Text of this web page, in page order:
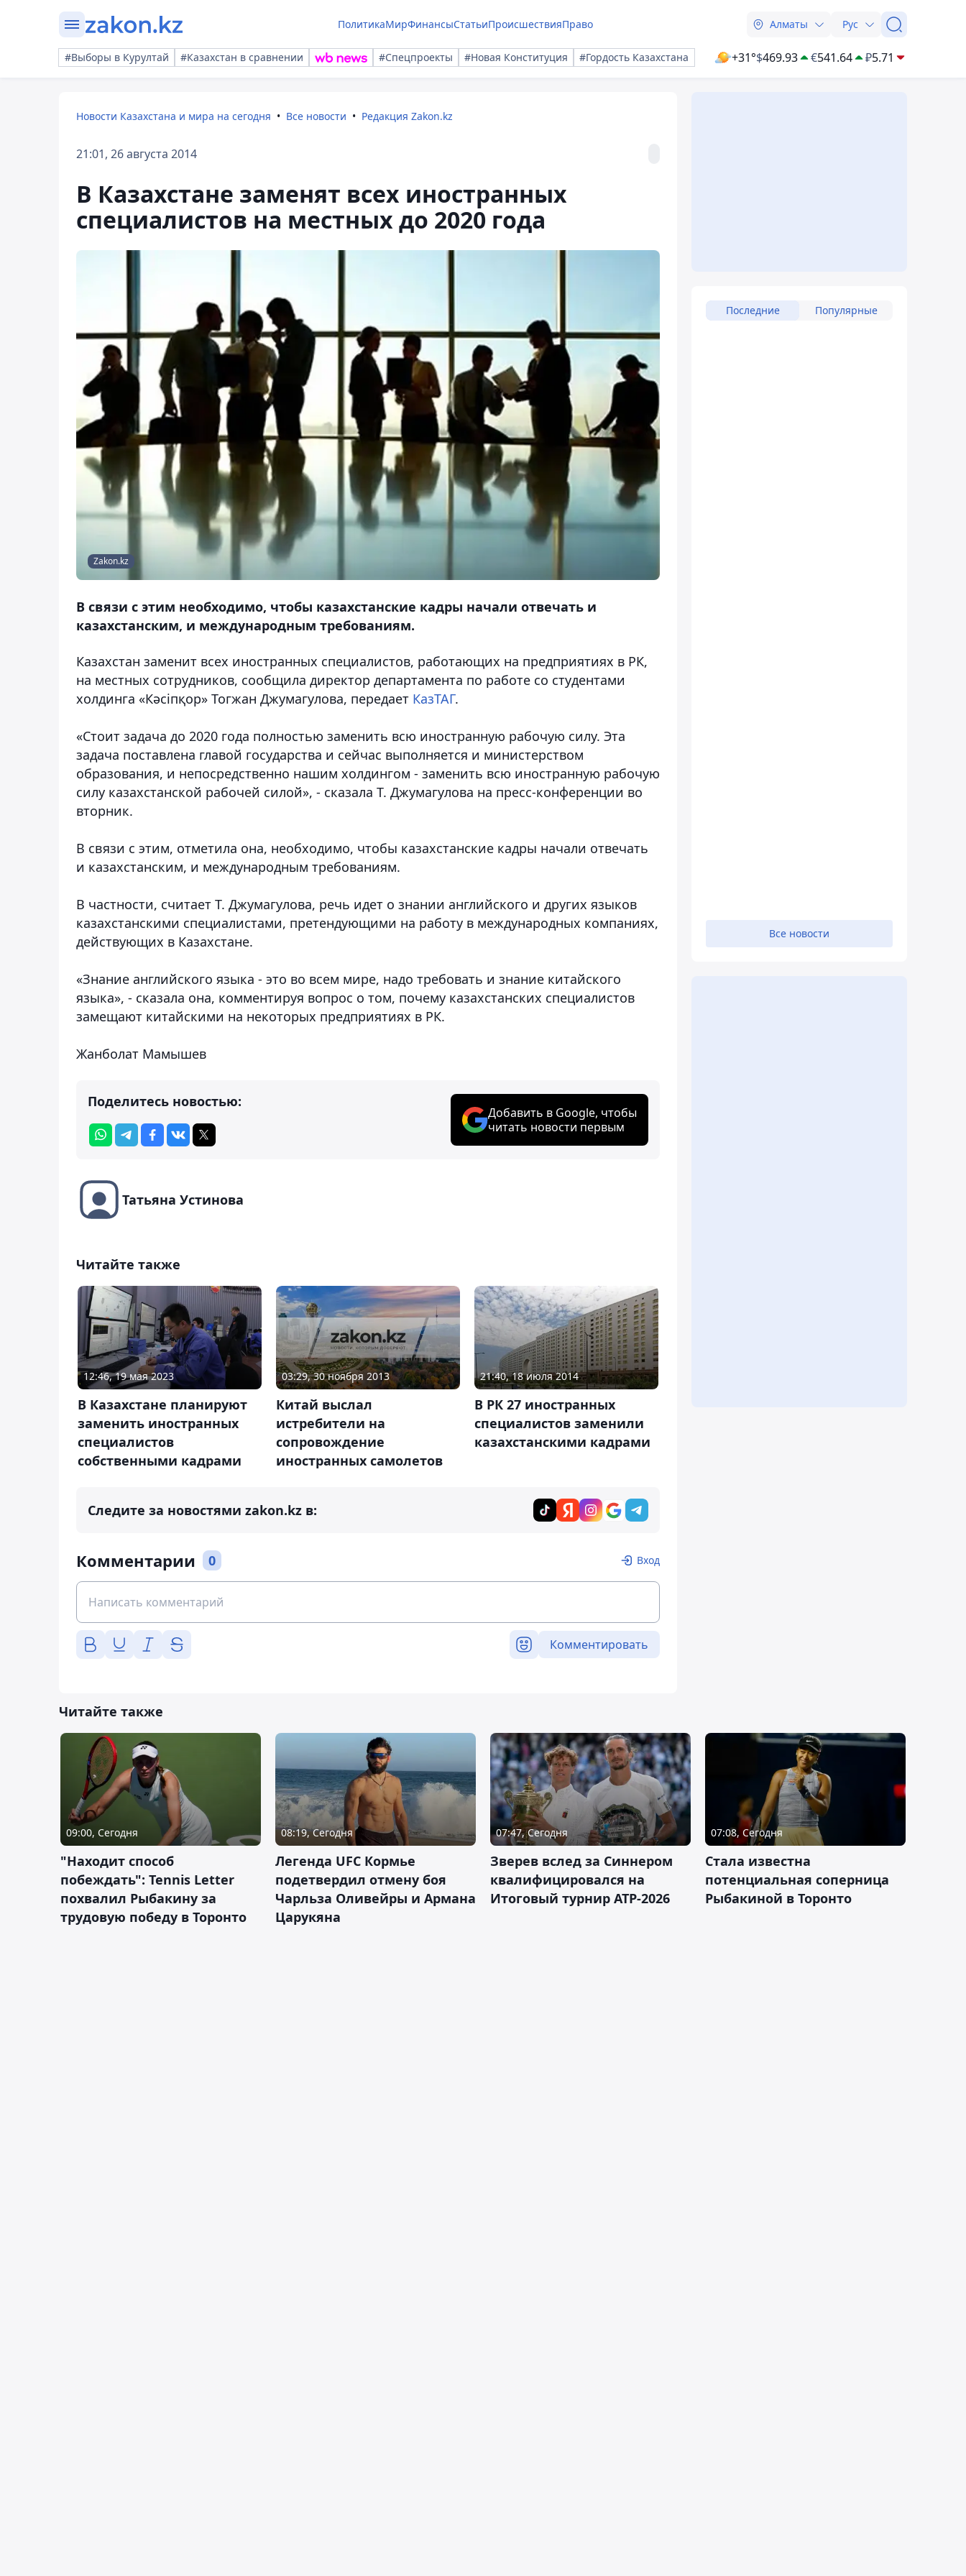
ПолитикаМирФинансыСтатьиПроисшествияПраво Алматы Рус
#Выборы в Курултай #Казахстан в сравнении #Спецпроекты #Новая Конституция #Гордость Казахстана +31°$469.93 €541.64 ₽5.71
Новости Казахстана и мира на сегодня Все новости Редакция Zakon.kz
21:01, 26 августа 2014
В Казахстане заменят всех иностранных
специалистов на местных до 2020 года
Zakon.kz
В связи с этим необходимо, чтобы казахстанские кадры начали отвечать и
казахстанским, и международным требованиям.
Казахстан заменит всех иностранных специалистов, работающих на предприятиях в РК,
на местных сотрудников, сообщила директор департамента по работе со студентами
холдинга «Кәсіпқор» Тогжан Джумагулова, передает КазТАГ.
«Стоит задача до 2020 года полностью заменить всю иностранную рабочую силу. Эта
задача поставлена главой государства и сейчас выполняется и министерством
образования, и непосредственно нашим холдингом - заменить всю иностранную рабочую
силу казахстанской рабочей силой», - сказала Т. Джумагулова на пресс-конференции во
вторник.
В связи с этим, отметила она, необходимо, чтобы казахстанские кадры начали отвечать
и казахстанским, и международным требованиям.
В частности, считает Т. Джумагулова, речь идет о знании английского и других языков
казахстанскими специалистами, претендующими на работу в международных компаниях,
действующих в Казахстане.
«Знание английского языка - это во всем мире, надо требовать и знание китайского
языка», - сказала она, комментируя вопрос о том, почему казахстанских специалистов
замещают китайскими на некоторых предприятиях в РК.
Жанболат Мамышев
Поделитесь новостью:
Добавить в Google, чтобы
читать новости первым
Татьяна Устинова
Читайте также
12:46, 19 мая 2023
В Казахстане планируют
заменить иностранных
специалистов
собственными кадрами
03:29, 30 ноября 2013
Китай выслал
истребители на
сопровождение
иностранных самолетов
21:40, 18 июля 2014
В РК 27 иностранных
специалистов заменили
казахстанскими кадрами
Следите за новостями zakon.kz в:
Комментарии 0 Вход
Комментировать
Последние Популярные
Все новости
Читайте также
09:00, Сегодня
"Находит способ
побеждать": Tennis Letter
похвалил Рыбакину за
трудовую победу в Торонто
08:19, Сегодня
Легенда UFC Кормье
подетвердил отмену боя
Чарльза Оливейры и Армана
Царукяна
07:47, Сегодня
Зверев вслед за Синнером
квалифицировался на
Итоговый турнир ATP-2026
07:08, Сегодня
Cтала известна
потенциальная соперница
Рыбакиной в Торонто